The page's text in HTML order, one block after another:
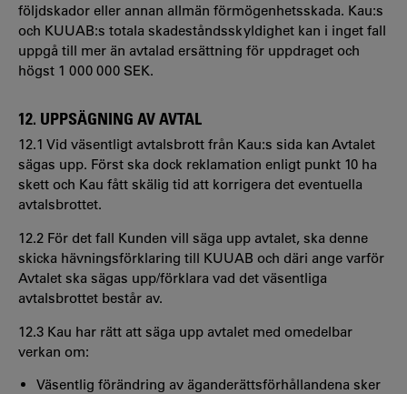
följdskador eller annan allmän förmögenhetsskada. Kau:s
och KUUAB:s totala skadeståndsskyldighet kan i inget fall
uppgå till mer än avtalad ersättning för uppdraget och
högst 1 000 000 SEK.
12. UPPSÄGNING AV AVTAL
12.1 Vid väsentligt avtalsbrott från Kau:s sida kan Avtalet
sägas upp. Först ska dock reklamation enligt punkt 10 ha
skett och Kau fått skälig tid att korrigera det eventuella
avtalsbrottet.
12.2 För det fall Kunden vill säga upp avtalet, ska denne
skicka hävningsförklaring till KUUAB och däri ange varför
Avtalet ska sägas upp/förklara vad det väsentliga
avtalsbrottet består av.
12.3 Kau har rätt att säga upp avtalet med omedelbar
verkan om:
Väsentlig förändring av äganderättsförhållandena sker